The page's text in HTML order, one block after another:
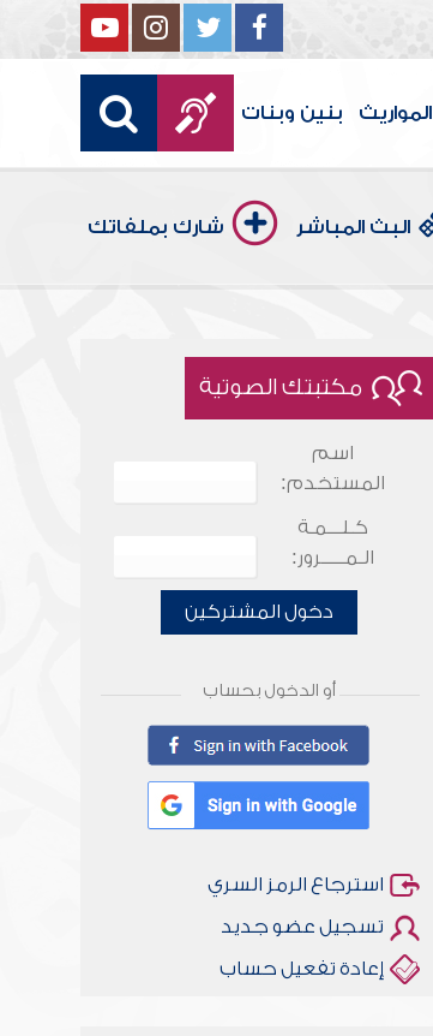
المواريث بنين وبنات
البث المباشر شارك بملفاتك
مكتبتك الصوتية
اسم
المستخدم:
كـلـــمـة
الـمـــــرور:
دخول المشتركين
أو الدخول بحساب
استرجاع الرمز السري
تسجيل عضو جديد
إعادة تفعيل حساب